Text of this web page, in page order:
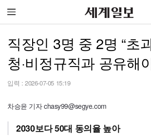
직장인 3명 중 2명 “초
청·비정규직과 공유해
입력 : 2026-07-05 15:19
차승윤 기자 chasy99@segye.com
2030보다 50대 동의율 높아